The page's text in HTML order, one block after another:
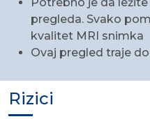
pregleda. Svako
kvalitet MRI snimka
Ovaj pregled traje
Rizici